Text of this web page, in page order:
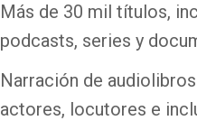
Más de 30 mil títulos,
podcasts, series y
Narración de
actores, locutores e